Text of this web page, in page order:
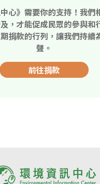
中心》需要你的支持！我們
，才能促成民眾的參與和
捐款的行列，讓我們持續
聲。
前往捐款